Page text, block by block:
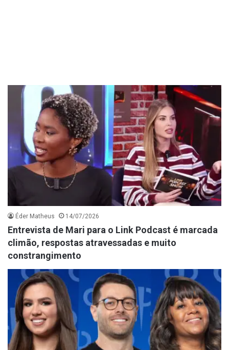
Éder Matheus 14/07/2026
Entrevista de Mari para o Link Podcast é marcada
climão, respostas atravessadas e muito
constrangimento